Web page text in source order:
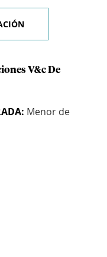
V&c De
Menor de